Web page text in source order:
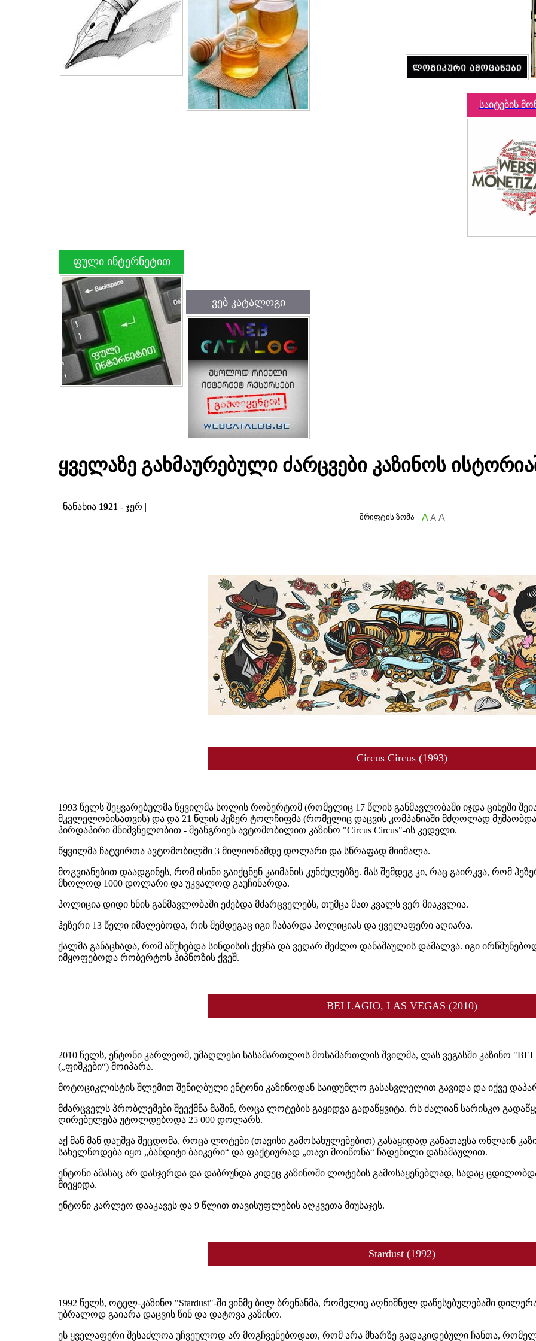
საიტების
ფული ინტერნეტით
ვებ კატალოგი
ყველაზე გახმაურებული ძარცვები კაზინოს
ნანახია 1921 - ჯერ |
შრიფტის ზომა A A A
Circus Circus (1993)
1993 წელს შეყვარებულმა წყვილმა სოლის რობერტომ (რომელიც 17 წლის განმავლობაში იჯდა ციხეში
მკვლელობისათვის) და და 21 წლის ჰეზერ ტოლჩიფმა (რომელიც დაცვის კომპანიაში მძღოლად
პირდაპირი მნიშვნელობით - შეანგრიეს ავტომობილით კაზინო "Circus Circus"-ის კედელი.
წყვილმა ჩატვირთა ავტომობილში 3 მილიონამდე დოლარი და სწრაფად მიიმალა.
მოგვიანებით დაადგინეს, რომ ისინი გაიქცნენ კაიმანის კუნძულებზე. მას შემდეგ კი, რაც გაირკვა, რომ
მხოლოდ 1000 დოლარი და უკვალოდ გაუჩინარდა.
პოლიცია დიდი ხნის განმავლობაში ეძებდა მძარცველებს, თუმცა მათ კვალს ვერ მიაკვლია.
ჰეზერი 13 წელი იმალებოდა, რის შემდეგაც იგი ჩაბარდა პოლიციას და ყველაფერი აღიარა.
ქალმა განაცხადა, რომ აწუხებდა სინდისის ქეჯნა და ვეღარ შეძლო დანაშაულის დამალვა. იგი
იმყოფებოდა რობერტოს ჰიპნოზის ქვეშ.
BELLAGIO, LAS VEGAS (2010)
2010 წელს, ენტონი კარლეომ, უმაღლესი სასამართლოს მოსამართლის შვილმა, ლას ვეგასში კაზინო
(„ფიშკები“) მოიპარა.
მოტოციკლისტის შლემით შენიღბული ენტონი კაზინოდან საიდუმლო გასასვლელით გავიდა და იქვე
მძარცველს პრობლემები შეექმნა მაშინ, როცა ლოტების გაყიდვა გადაწყვიტა. რს ძალიან სარისკო
ღირებულება უტოლდებოდა 25 000 დოლარს.
აქ მან მან დაუშვა შეცდომა, როცა ლოტები (თავისი გამოსახულებებით) გასაყიდად განათავსა ონლაინ
სახელწოდება იყო „ბანდიტი ბაიკერი“ და ფაქტიურად „თავი მოიწონა“ ჩადენილი დანაშაულით.
ენტონი ამასაც არ დასჯერდა და დაბრუნდა კიდეც კაზინოში ლოტების გამოსაყენებლად, სადაც
მიეყიდა.
ენტონი კარლეო დააკავეს და 9 წლით თავისუფლების აღკვეთა მიუსაჯეს.
Stardust (1992)
1992 წელს, ოტელ-კაზინო "Stardust"-ში ვინმე ბილ ბრენანმა, რომელიც აღნიშნულ დაწესებულებაში
უბრალოდ გაიარა დაცვის წინ და დატოვა კაზინო.
ეს ყველაფერი შესაძლოა უჩვეულოდ არ მოგჩვენებოდათ, რომ არა მხარზე გადაკიდებული ჩანთა,